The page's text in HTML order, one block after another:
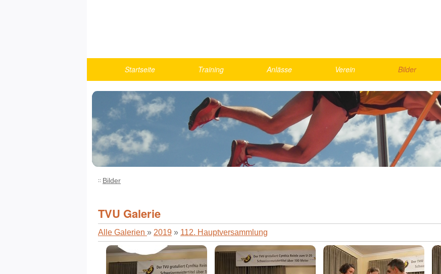
Startseite
Berichte
Training
Turnen
U10
U12
U16
Anlässe
Skirennen
Schnällscht Bödeler
Die Schnällschte Oberländer
UBS Kids Cup
LMM Vorrunde
Verein
Vorstand
Agenda
Jahresmeisterschaft
Rekorde
Bestenliste, Statistik
Bilder
2026
2025
2024
2023
2022
Bilder
TVU Galerie
Alle Galerien » 2019 » 112. Hauptversammlung